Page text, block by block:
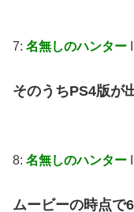
7: 名無しのハンター
そのうちPS4版が
8: 名無しのハンター
ムービーの時点で